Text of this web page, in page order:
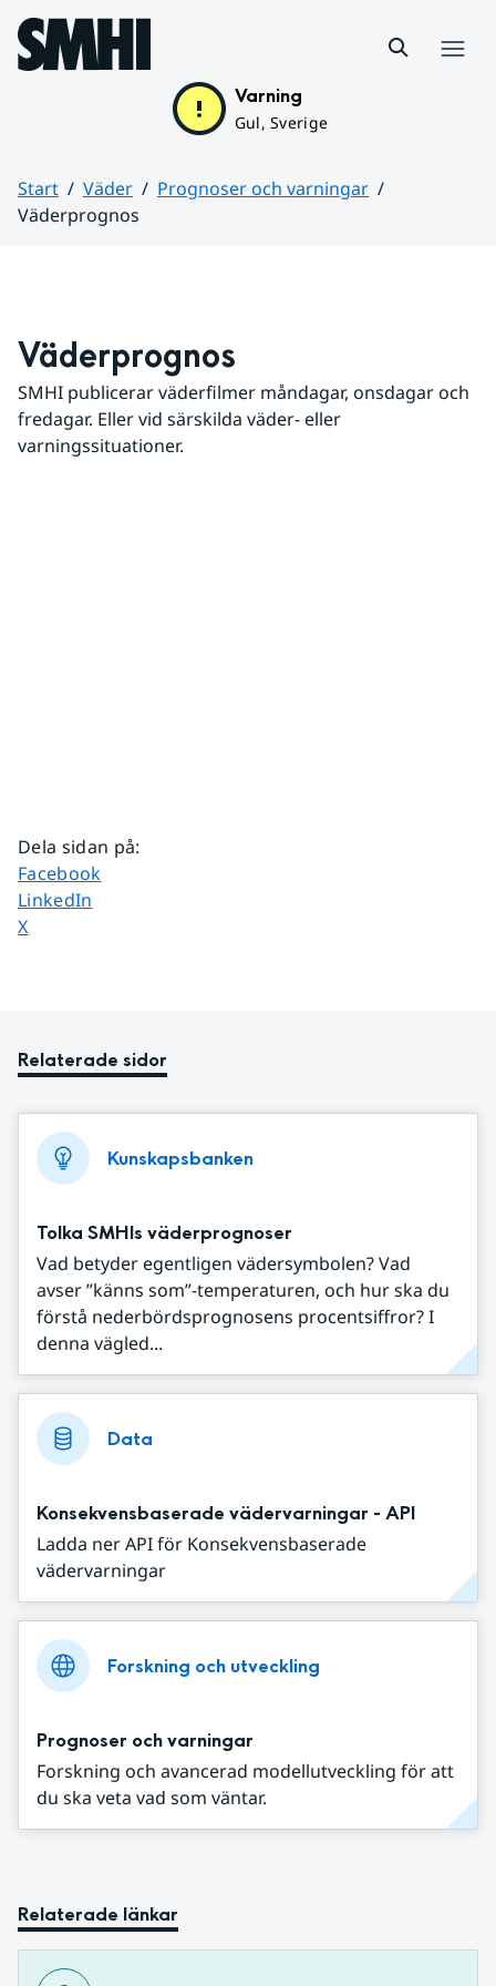
Hoppa till sidans innehåll
Varning
Gul, Sverige
Start Väder
Prognoser och varningar
Väderprognos
Väderprognos
SMHI publicerar väderfilmer måndagar, onsdagar och
fredagar. Eller vid särskilda väder- eller
varningssituationer.
Dela sidan på:
Dela sidan på
Facebook
Dela sidan på
LinkedIn
Dela sidan på
X
Relaterade sidor
Kunskapsbanken
Tolka SMHIs väderprognoser
Vad betyder egentligen vädersymbolen? Vad
avser ”känns som”-temperaturen, och hur ska du
förstå nederbördsprognosens procentsiffror? I
denna vägled...
Data
Konsekvensbaserade vädervarningar - API
Ladda ner API för Konsekvensbaserade
vädervarningar
Forskning och utveckling
Prognoser och varningar
Forskning och avancerad modellutveckling för att
du ska veta vad som väntar.
Relaterade länkar